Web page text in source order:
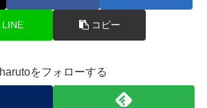
LINE コピー
harutoをフォローする